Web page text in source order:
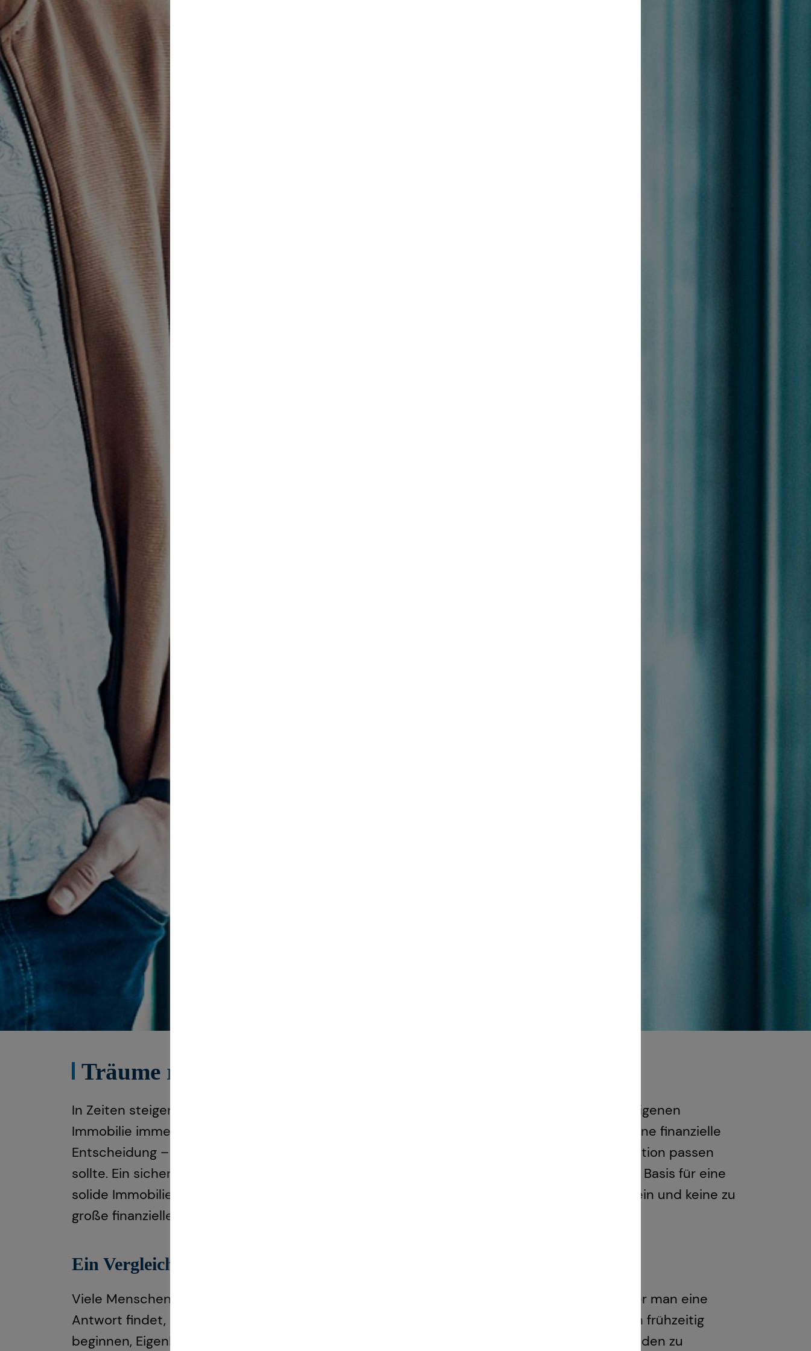
Träume realisieren und dein Eigenheim verwirklichen
In Zeiten steigender Mietpreise und zunehmend knappen Wohnraums wird der Kauf einer eigenen
Immobilie immer attraktiver. Doch die Finanzierung eines Eigenheims ist weit mehr als nur eine finanzielle
Entscheidung – sie ist ein emotionaler Meilenstein, der perfekt zu deiner persönlichen Situation passen
sollte. Ein sicheres Einkommen, ausreichendes Eigenkapital und eine gute Bonität bilden die Basis für eine
solide Immobilienfinanzierung. Dabei sollte dein Eigenheim immer ein Ort zum Wohlfühlen sein und keine zu
große finanzielle Belastung darstellen.
Ein Vergleich: Kauf versus Miete
Viele Menschen stehen irgendwann in ihrem Leben vor der Frage: Miete oder Kauf? Je früher man eine
Antwort findet, desto besser. Entscheidet man sich in jungen Jahren für den Kauf, kann man frühzeitig
beginnen, Eigenkapital zu sparen, und hat so nach der Kreditaufnahme genug Zeit, die Schulden zu